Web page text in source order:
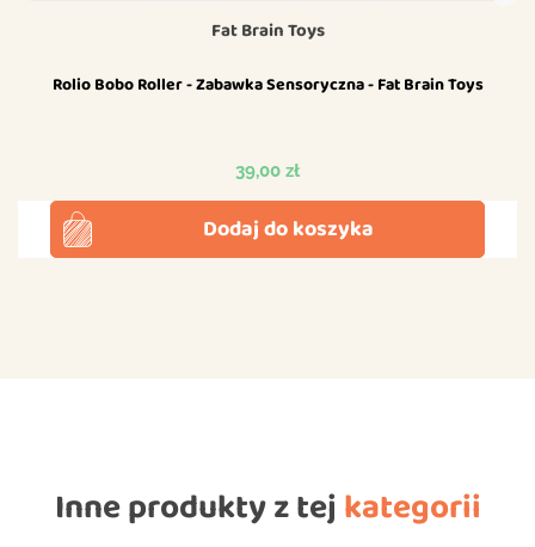
Fat Brain Toys
Rolio Bobo Roller - Zabawka Sensoryczna - Fat Brain Toys
Cena
39,00 zł
Dodaj do koszyka
Inne produkty z tej kategorii